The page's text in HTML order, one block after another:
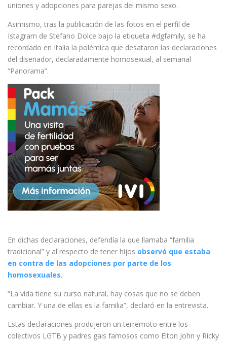
uniones y adopciones para parejas del mismo sexo.
Asimismo, tras la publicación de las fotos en el perfil de
Istagram de Stefano Dolce bajo la etiqueta #dgfamily, se ha
recordado en Italia la polémica que desataron las declaraciones
del diseñador, declaradamente homosexual, al semanal
“Panorama”.
En dichas declaraciones, defendía la que llamaba “familia
tradicional” y al respecto de tener hijos observó que estaba
en contra de las adopciones por parte de los
homosexuales.
“La vida tiene su curso natural, hay cosas que no se deben
cambiar. Y una de ellas es la familia”, declaró en la entrevista.
Estas declaraciones produjeron un terremoto entre los
colectivos LGTB y padres gais famosos como Elton John y Ricky